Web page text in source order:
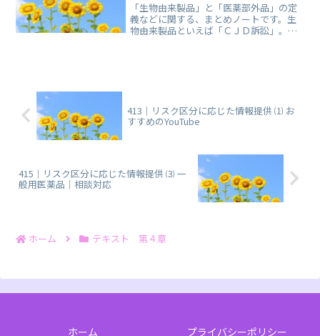
「生物由来製品」と「医薬部外品」の定
義などに関する、まとめノートです。生
物由来製品といえば「ＣＪＤ訴訟」。併
413｜リスク区分に応じた情報提供 ⑴ お
すすめのYouTube
415｜リスク区分に応じた情報提供 ⑶ 一
般用医薬品｜相談対応
ホーム テキスト 第４章
ホーム プライバシーポリシー